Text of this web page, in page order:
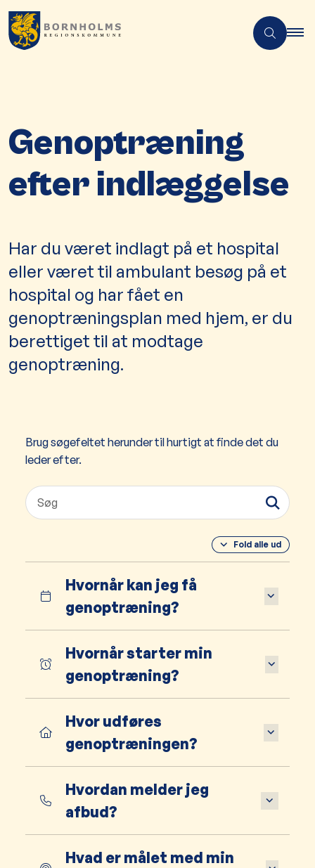
Genoptræning
efter indlæggelse
Har du været indlagt på et hospital
eller været til ambulant besøg på et
hospital og har fået en
genoptræningsplan med hjem, er du
berettiget til at modtage
genoptræning.
Brug søgefeltet herunder til hurtigt at finde det du
leder efter.
Fold alle ud
Hvornår kan jeg få
genoptræning?
Hvornår starter min
genoptræning?
Hvor udføres
genoptræningen?
Hvordan melder jeg
afbud?
Hvad er målet med min